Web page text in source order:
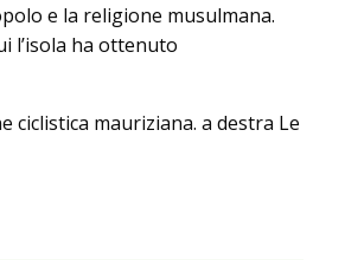
e la religione musulmana.
l’isola ha ottenuto
mauriziana. a destra Le